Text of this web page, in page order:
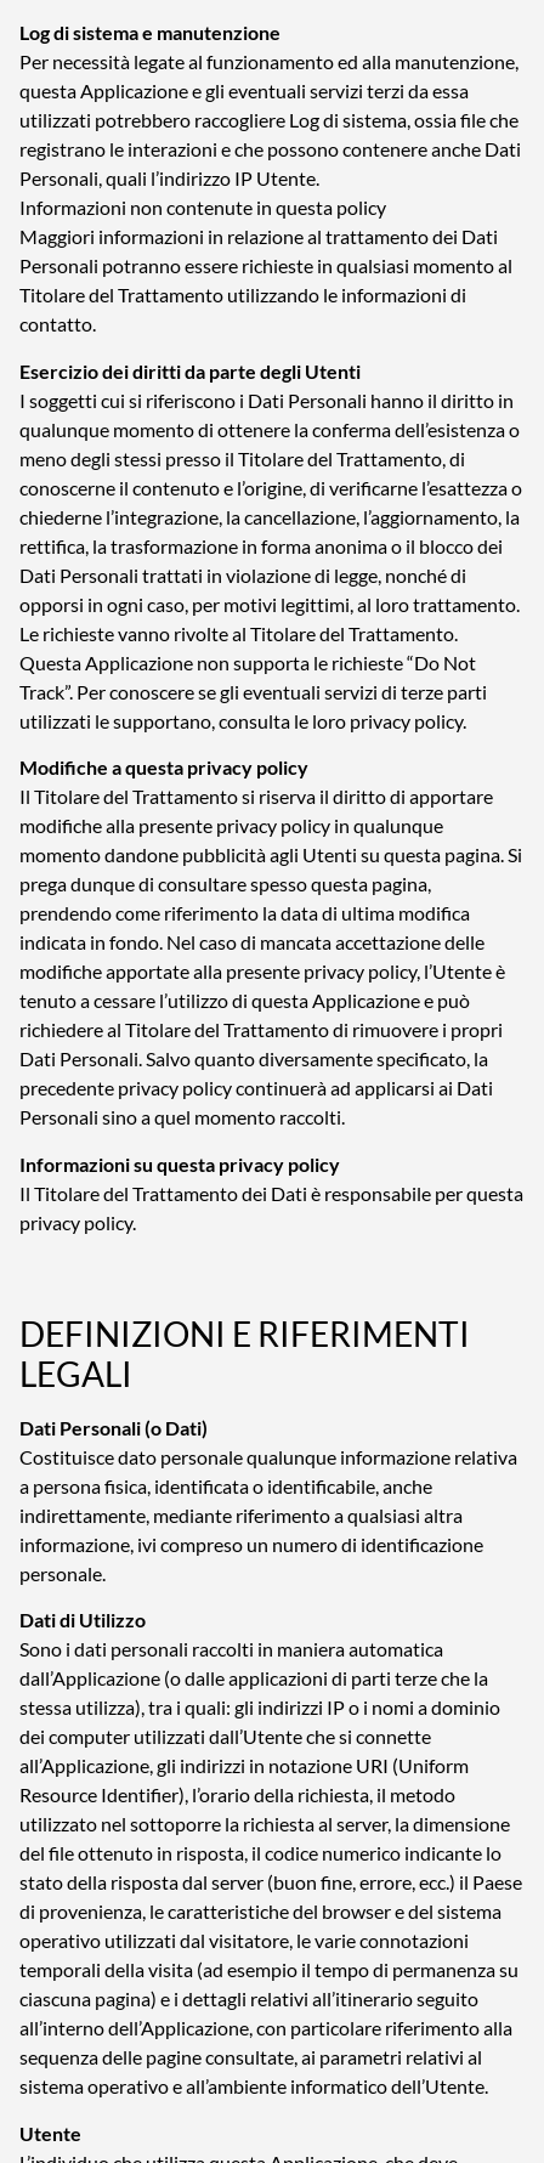
Log di sistema e manutenzione
Per necessità legate al funzionamento ed alla manutenzione,
questa Applicazione e gli eventuali servizi terzi da essa
utilizzati potrebbero raccogliere Log di sistema, ossia file che
registrano le interazioni e che possono contenere anche Dati
Personali, quali l’indirizzo IP Utente.
Informazioni non contenute in questa policy
Maggiori informazioni in relazione al trattamento dei Dati
Personali potranno essere richieste in qualsiasi momento al
Titolare del Trattamento utilizzando le informazioni di
contatto.
Esercizio dei diritti da parte degli Utenti
I soggetti cui si riferiscono i Dati Personali hanno il diritto in
qualunque momento di ottenere la conferma dell’esistenza o
meno degli stessi presso il Titolare del Trattamento, di
conoscerne il contenuto e l’origine, di verificarne l’esattezza o
chiederne l’integrazione, la cancellazione, l’aggiornamento, la
rettifica, la trasformazione in forma anonima o il blocco dei
Dati Personali trattati in violazione di legge, nonché di
opporsi in ogni caso, per motivi legittimi, al loro trattamento.
Le richieste vanno rivolte al Titolare del Trattamento.
Questa Applicazione non supporta le richieste “Do Not
Track”. Per conoscere se gli eventuali servizi di terze parti
utilizzati le supportano, consulta le loro privacy policy.
Modifiche a questa privacy policy
Il Titolare del Trattamento si riserva il diritto di apportare
modifiche alla presente privacy policy in qualunque
momento dandone pubblicità agli Utenti su questa pagina. Si
prega dunque di consultare spesso questa pagina,
prendendo come riferimento la data di ultima modifica
indicata in fondo. Nel caso di mancata accettazione delle
modifiche apportate alla presente privacy policy, l’Utente è
tenuto a cessare l’utilizzo di questa Applicazione e può
richiedere al Titolare del Trattamento di rimuovere i propri
Dati Personali. Salvo quanto diversamente specificato, la
precedente privacy policy continuerà ad applicarsi ai Dati
Personali sino a quel momento raccolti.
Informazioni su questa privacy policy
Il Titolare del Trattamento dei Dati è responsabile per questa
privacy policy.
DEFINIZIONI E RIFERIMENTI
LEGALI
Dati Personali (o Dati)
Costituisce dato personale qualunque informazione relativa
a persona fisica, identificata o identificabile, anche
indirettamente, mediante riferimento a qualsiasi altra
informazione, ivi compreso un numero di identificazione
personale.
Dati di Utilizzo
Sono i dati personali raccolti in maniera automatica
dall’Applicazione (o dalle applicazioni di parti terze che la
stessa utilizza), tra i quali: gli indirizzi IP o i nomi a dominio
dei computer utilizzati dall’Utente che si connette
all’Applicazione, gli indirizzi in notazione URI (Uniform
Resource Identifier), l’orario della richiesta, il metodo
utilizzato nel sottoporre la richiesta al server, la dimensione
del file ottenuto in risposta, il codice numerico indicante lo
stato della risposta dal server (buon fine, errore, ecc.) il Paese
di provenienza, le caratteristiche del browser e del sistema
operativo utilizzati dal visitatore, le varie connotazioni
temporali della visita (ad esempio il tempo di permanenza su
ciascuna pagina) e i dettagli relativi all’itinerario seguito
all’interno dell’Applicazione, con particolare riferimento alla
sequenza delle pagine consultate, ai parametri relativi al
sistema operativo e all’ambiente informatico dell’Utente.
Utente